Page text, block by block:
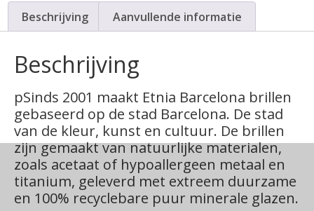
Beschrijving Aanvullende informatie
Beschrijving
pSinds 2001 maakt Etnia Barcelona brillen
gebaseerd op de stad Barcelona. De stad
van de kleur, kunst en cultuur. De brillen
zijn gemaakt van natuurlijke materialen,
zoals acetaat of hypoallergeen metaal en
titanium, geleverd met extreem duurzame
en 100% recyclebare puur minerale glazen.